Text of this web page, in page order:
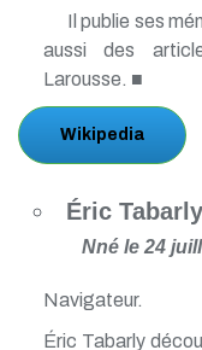
Il publie ses
aussi des
Larousse. ■
Wikipedia
Éric Tabarly
Nné le 24
Navigateur.
Éric Tabarly